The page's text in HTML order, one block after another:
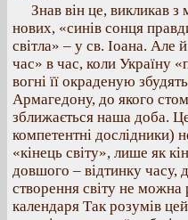
Знав він це, викликав
нових, «синів сонця
світла» – у св. Іоана. Але
час» в час, коли Україну
вогні її окраденую
Армагедону, до якого
зближається наша доба.
компетентні дослідники)
«кінець світу», лише як
довшого – відтинку часу,
створення світу не можна
календаря Так розумів